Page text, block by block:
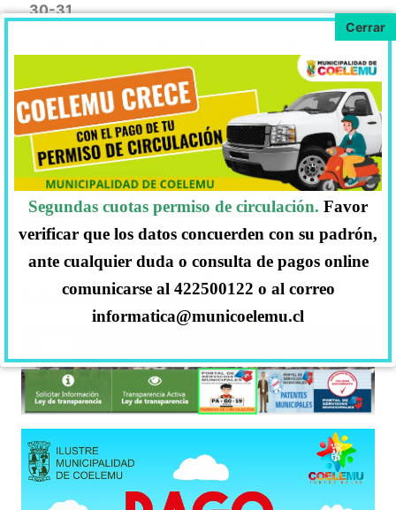
30-31
19:15 HORAS
Si quiere cancelar su pago de permisos
de circulación Online
HAZ CLIC AQUÍ
O haz clic en la imagen del «Portal de
servicios municipales»
Segundas cuotas permiso de circulación. Favor
verificar que los datos concuerden con su padrón,
ante cualquier duda o consulta de pagos online
comunicarse al 422500122 o al correo
informatica@municoelemu.cl